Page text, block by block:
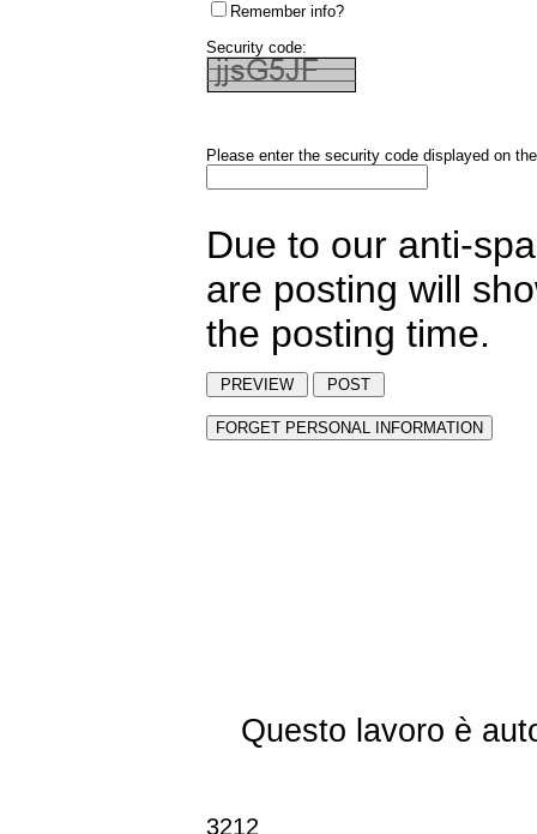
Remember info?
Security code:
Please enter the security code displayed on
Due to our anti-
are posting will
the posting time.
Questo lavoro è
3212